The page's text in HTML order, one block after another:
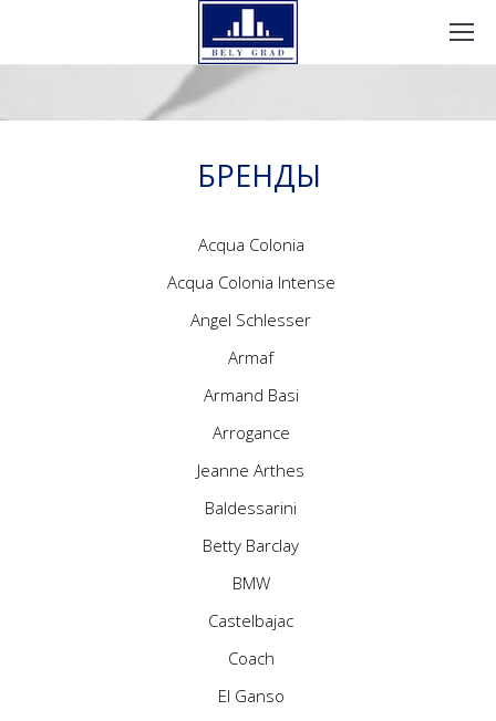
БРЕНДЫ
Acqua Colonia
Acqua Colonia Intense
Angel Schlesser
Armaf
Armand Basi
Arrogance
Jeanne Arthes
Baldessarini
Betty Barclay
BMW
Castelbajac
Coach
El Ganso